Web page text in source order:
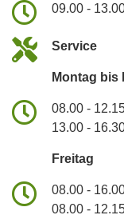
09.00 -
Service
Montag bis
08.00 -
13.00 -
Freitag
08.00 -
08.00 -